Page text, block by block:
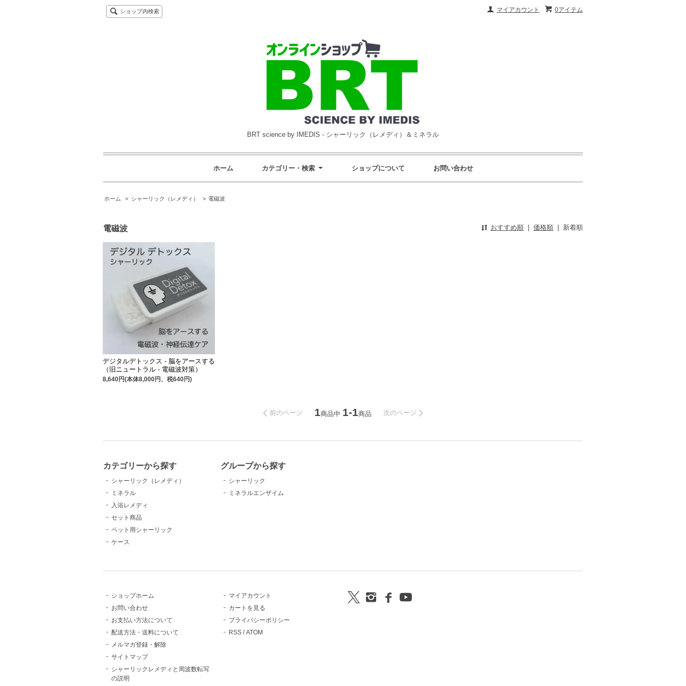
0アイテム
マイアカウント
ショップ内検索
BRT science by IMEDIS - シャーリック（レメディ）＆ミネラル
ホーム カテゴリー・検索 ショップについて お問い合わせ
ホーム > シャーリック（レメディ） > 電磁波
電磁波 おすすめ順 | 価格順 | 新着順
デジタルデトックス - 脳をアースする
（旧ニュートラル - 電磁波対策）
8,640円(本体8,000円、税640円)
前のページ 1商品中 1-1商品 次のページ
カテゴリーから探す
シャーリック（レメディ）
ミネラル
入浴レメディ
セット商品
ペット用シャーリック
ケース
グループから探す
シャーリック
ミネラルエンザイム
ショップホーム
お問い合わせ
お支払い方法について
配送方法・送料について
メルマガ登録・解除
サイトマップ
シャーリックレメディと周波数転写
の説明
マイアカウント
カートを見る
プライバシーポリシー
RSS /ATOM